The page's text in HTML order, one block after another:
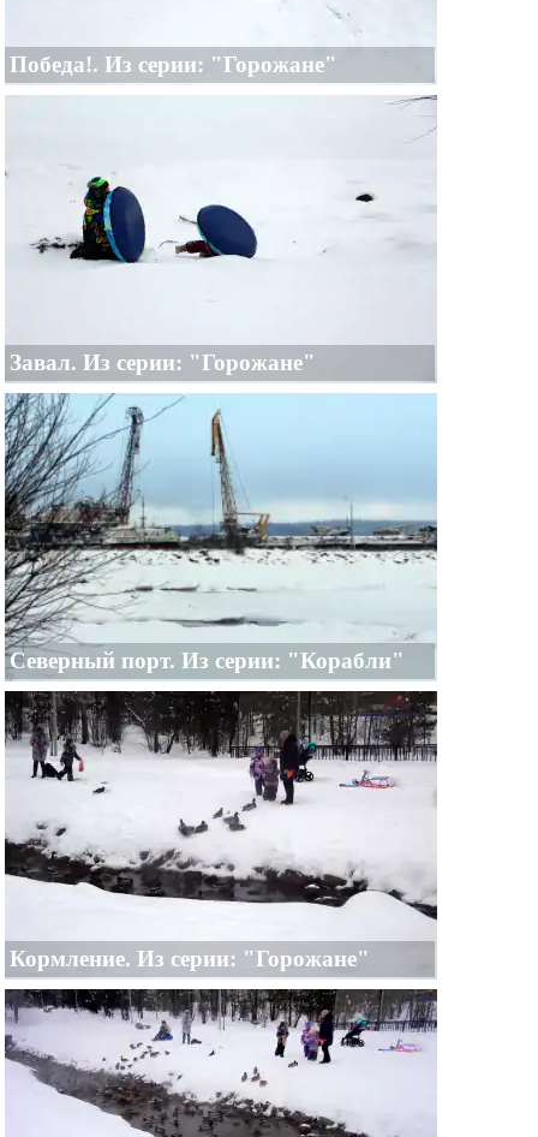
Победа!. Из серии: "Горожане"
Завал. Из серии: "Горожане"
Северный порт. Из серии: "Корабли"
Кормление. Из серии: "Горожане"